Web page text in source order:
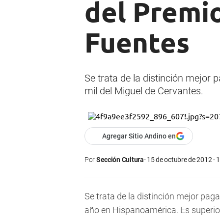
del
Fuentes
Se trata de la distinción mejor
mil del Miguel de Cervantes.
Agregar Sitio Andino en
PorSección Cultura 15 de octubre de 2012 -
Se trata de la distinción mejor paga
año en Hispanoamérica. Es